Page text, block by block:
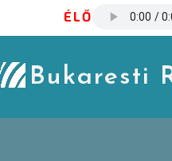
ÉLŐ
Bukaresti